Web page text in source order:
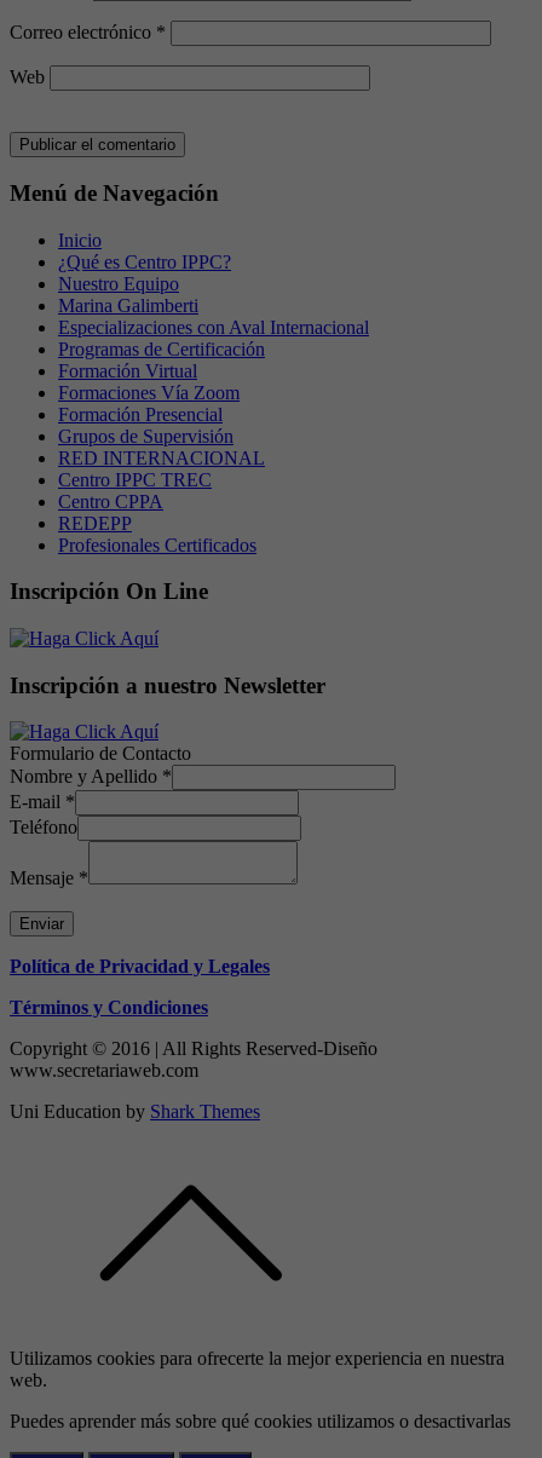
Correo electrónico *
Web
Menú de Navegación
Inicio
¿Qué es Centro IPPC?
Nuestro Equipo
Marina Galimberti
Especializaciones con Aval Internacional
Programas de Certificación
Formación Virtual
Formaciones Vía Zoom
Formación Presencial
Grupos de Supervisión
RED INTERNACIONAL
Centro IPPC TREC
Centro CPPA
REDEPP
Profesionales Certificados
Inscripción On Line
Inscripción a nuestro Newsletter
Formulario de Contacto
Nombre y Apellido *
E-mail *
Teléfono
Mensaje *
Enviar
Política de Privacidad y Legales
Términos y Condiciones
Copyright © 2016 | All Rights Reserved-Diseño
www.secretariaweb.com
Uni Education by Shark Themes
Utilizamos cookies para ofrecerte la mejor experiencia en nuestra
web.
Puedes aprender más sobre qué cookies utilizamos o desactivarlas